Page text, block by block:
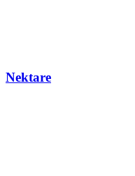
Nektare